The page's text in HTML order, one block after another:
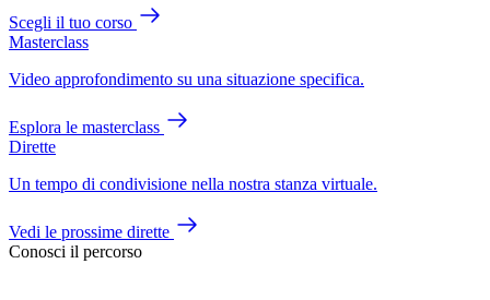
Scegli il tuo corso
Masterclass
Video approfondimento su una situazione specifica.
Esplora le masterclass
Dirette
Un tempo di condivisione nella nostra stanza virtuale.
Vedi le prossime dirette
Conosci il percorso